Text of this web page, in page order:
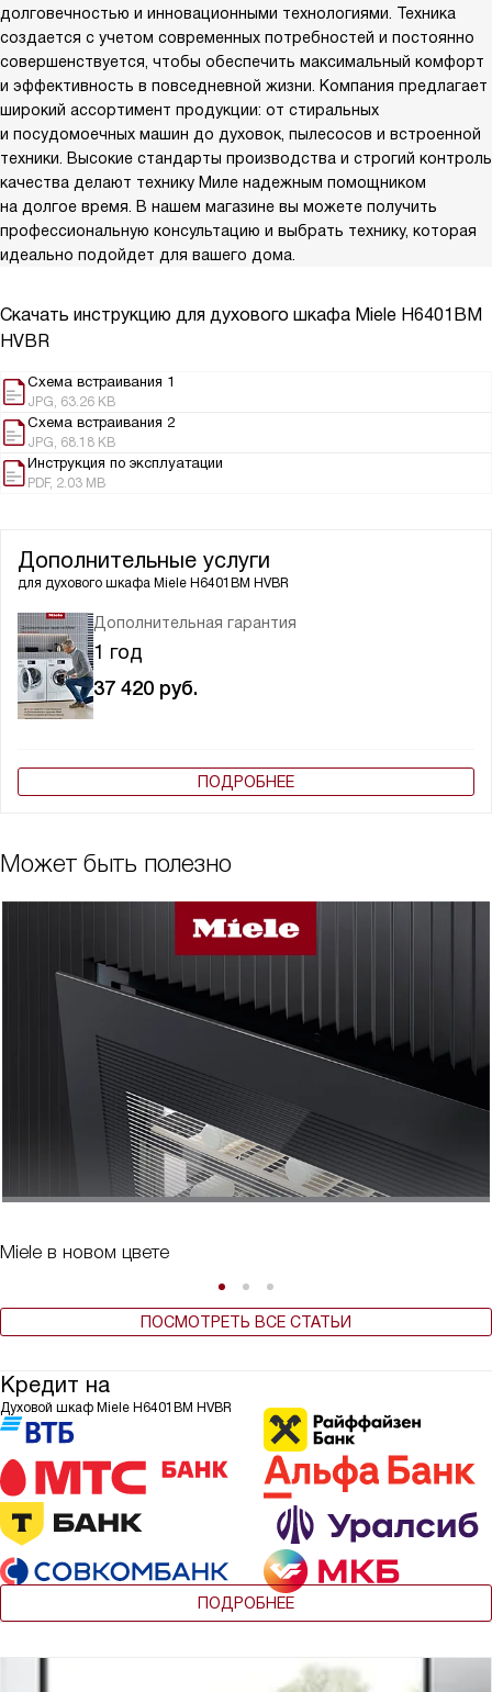
долговечностью и инновационными технологиями. Техника
создается с учетом современных потребностей и постоянно
совершенствуется, чтобы обеспечить максимальный комфорт
и эффективность в повседневной жизни. Компания предлагает
широкий ассортимент продукции: от стиральных
и посудомоечных машин до духовок, пылесосов и встроенной
техники. Высокие стандарты производства и строгий контроль
качества делают технику Миле надежным помощником
на долгое время. В нашем магазине вы можете получить
профессиональную консультацию и выбрать технику, которая
идеально подойдет для вашего дома.
Скачать инструкцию для духового шкафа Miele H6401BM
HVBR
Схема встраивания 1
JPG, 63.26 KB
Схема встраивания 2
JPG, 68.18 KB
Инструкция по эксплуатации
PDF, 2.03 MB
Дополнительные услуги
для духового шкафа Miele H6401BM HVBR
Дополнительная гарантия
1 год
37 420 руб.
ПОДРОБНЕЕ
Может быть полезно
Miele в новом цвете
ПОСМОТРЕТЬ ВСЕ СТАТЬИ
Кредит на
Духовой шкаф Miele H6401BM HVBR
ПОДРОБНЕЕ